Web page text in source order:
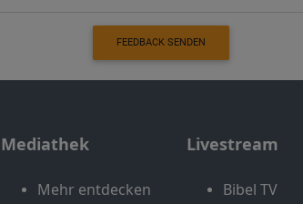
FEEDBACK SENDEN
Mediathek
Mehr entdecken
Livestream
Bibel TV